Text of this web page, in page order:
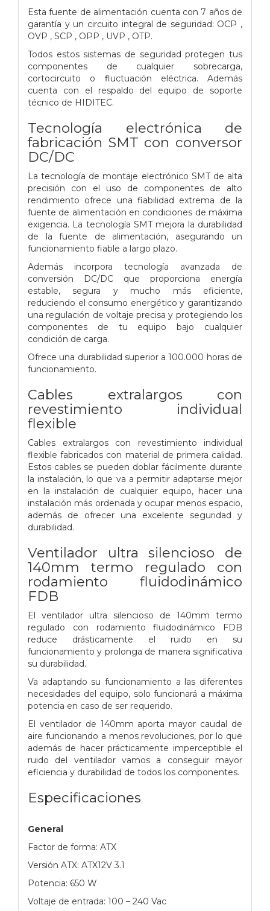
Esta fuente de alimentación cuenta con 7 años de
garantía y un circuito integral de seguridad: OCP ,
OVP , SCP , OPP , UVP , OTP.
Todos estos sistemas de seguridad protegen tus
componentes de cualquier sobrecarga,
cortocircuito o fluctuación eléctrica. Además
cuenta con el respaldo del equipo de soporte
técnico de HIDITEC.
Tecnología electrónica de
fabricación SMT con conversor
DC/DC
La tecnología de montaje electrónico SMT de alta
precisión con el uso de componentes de alto
rendimiento ofrece una fiabilidad extrema de la
fuente de alimentación en condiciones de máxima
exigencia. La tecnología SMT mejora la durabilidad
de la fuente de alimentación, asegurando un
funcionamiento fiable a largo plazo.
Además incorpora tecnología avanzada de
conversión DC/DC que proporciona energía
estable, segura y mucho más eficiente,
reduciendo el consumo energético y garantizando
una regulación de voltaje precisa y protegiendo los
componentes de tu equipo bajo cualquier
condición de carga.
Ofrece una durabilidad superior a 100.000 horas de
funcionamiento.
Cables extralargos con
revestimiento individual
flexible
Cables extralargos con revestimiento individual
flexible fabricados con material de primera calidad.
Estos cables se pueden doblar fácilmente durante
la instalación, lo que va a permitir adaptarse mejor
en la instalación de cualquier equipo, hacer una
instalación más ordenada y ocupar menos espacio,
además de ofrecer una excelente seguridad y
durabilidad.
Ventilador ultra silencioso de
140mm termo regulado con
rodamiento fluidodinámico
FDB
El ventilador ultra silencioso de 140mm termo
regulado con rodamiento fluidodinámico FDB
reduce drásticamente el ruido en su
funcionamiento y prolonga de manera significativa
su durabilidad.
Va adaptando su funcionamiento a las diferentes
necesidades del equipo, solo funcionará a máxima
potencia en caso de ser requerido.
El ventilador de 140mm aporta mayor caudal de
aire funcionando a menos revoluciones, por lo que
además de hacer prácticamente imperceptible el
ruido del ventilador vamos a conseguir mayor
eficiencia y durabilidad de todos los componentes.
Especificaciones
General
Factor de forma: ATX
Versión ATX: ATX12V 3.1
Potencia: 650 W
Voltaje de entrada: 100 – 240 Vac